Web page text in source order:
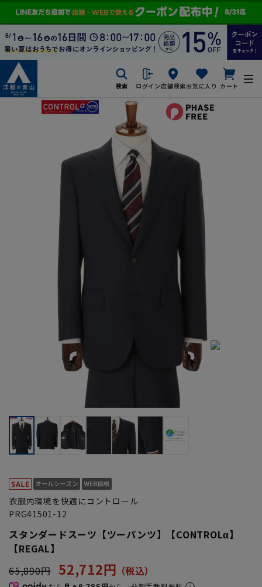
検索 ログイン店舗検索お気に入り カート
衣服内環境を快適にコントロール
PRG41501-12
スタンダードスーツ【ツーパンツ】【CONTROLα】
【REGAL】
65,890円 52,712円